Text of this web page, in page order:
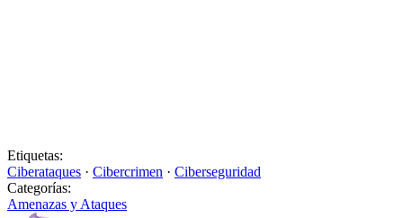
Etiquetas:
Ciberataques · Cibercrimen · Ciberseguridad
Categorías:
Amenazas y Ataques